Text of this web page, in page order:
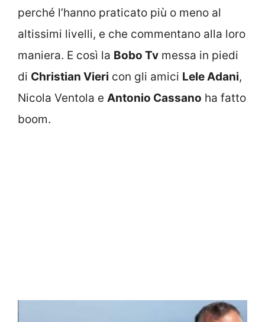
perché l’hanno praticato più o meno al
altissimi livelli, e che commentano alla loro
maniera. E così la Bobo Tv messa in piedi
di Christian Vieri con gli amici Lele Adani,
Nicola Ventola e Antonio Cassano ha fatto
boom.